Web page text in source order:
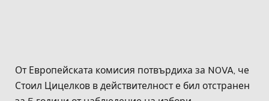
От Европейската комисия потвърдиха за NOVA, че
Стоил Цицелков в действителност е бил отстранен